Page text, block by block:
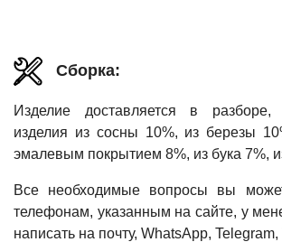
Сборка:
Изделие доставляется в разборе,
изделия из сосны 10%, из березы
эмалевым покрытием 8%, из бука 7%,
Все необходимые вопросы вы
телефонам, указанным на сайте, у
написать на почту, WhatsApp, Telegram,